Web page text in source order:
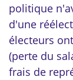
politique
d'une
électeurs
(perte du
frais de